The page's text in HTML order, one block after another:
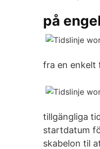
på
fra en enkelt
tillgängliga
startdatum
skabelon til